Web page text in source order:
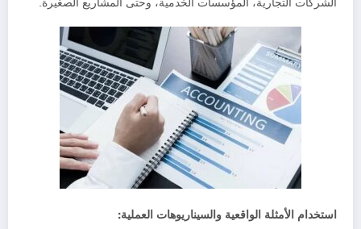
استخدام الأمثلة الواقعية والسيناريوهات العملية: